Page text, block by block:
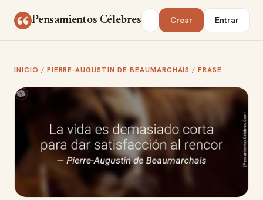
Pensamientos Célebres Buscar Crear Entrar
INICIO / PIERRE-AUGUSTIN DE BEAUMARCHAIS /FRASE